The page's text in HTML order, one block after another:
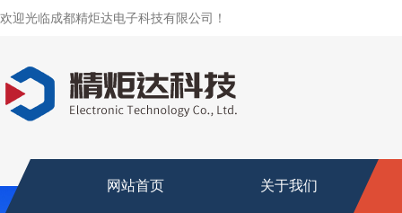
欢迎光临成都精炬达电子科技有限公司！
网站首页 关于我们